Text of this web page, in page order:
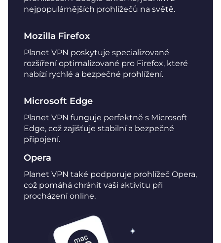
nejpopulárnějších prohlížečů na světě.
Mozilla Firefox
Planet VPN poskytuje specializované
rozšíření optimalizované pro Firefox, které
nabízí rychlé a bezpečné prohlížení.
Microsoft Edge
Planet VPN funguje perfektně s Microsoft
Edge, což zajišťuje stabilní a bezpečné
připojení.
Opera
Planet VPN také podporuje prohlížeč Opera,
což pomáhá chránit vaši aktivitu při
procházení online.